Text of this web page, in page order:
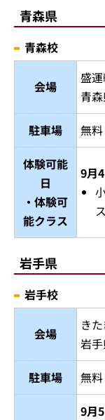
青森県
青森校
会場
盛
青
駐車場
無料
体験可能
日
・体験可
能クラス
9月
岩手県
岩手校
会場
き
岩
駐車場
無料
9月